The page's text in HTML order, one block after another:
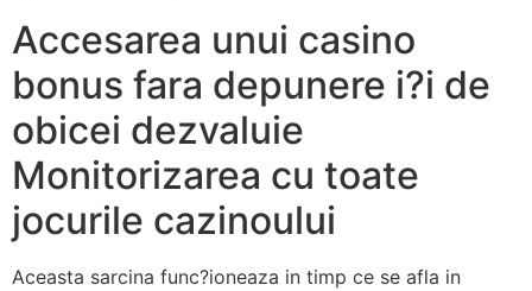
Accesarea unui casino
bonus fara depunere i?i de
obicei dezvaluie
Monitorizarea cu toate
jocurile cazinoului
Aceasta sarcina func?ioneaza in timp ce se afla in